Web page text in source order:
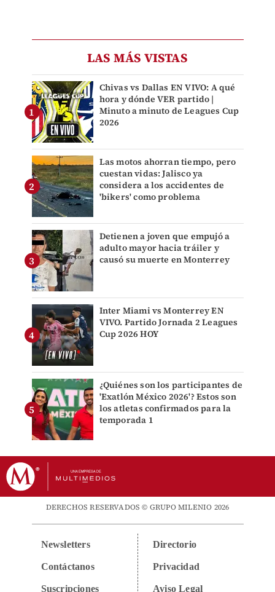
LAS MÁS VISTAS
Chivas vs Dallas EN VIVO: A qué
hora y dónde VER partido |
Minuto a minuto de Leagues Cup
2026
Las motos ahorran tiempo, pero
cuestan vidas: Jalisco ya
considera a los accidentes de
'bikers' como problema
Detienen a joven que empujó a
adulto mayor hacia tráiler y
causó su muerte en Monterrey
Inter Miami vs Monterrey EN
VIVO. Partido Jornada 2 Leagues
Cup 2026 HOY
¿Quiénes son los participantes de
'Exatlón México 2026'? Estos son
los atletas confirmados para la
temporada 1
DERECHOS RESERVADOS © GRUPO MILENIO 2026
Newsletters
Contáctanos
Suscripciones
Directorio
Privacidad
Aviso Legal